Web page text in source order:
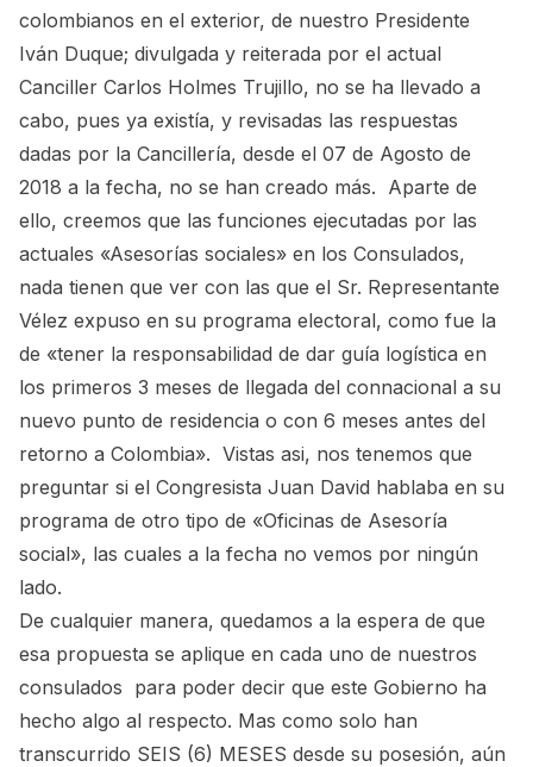
colombianos en el exterior, de nuestro Presidente
Iván Duque; divulgada y reiterada por el actual
Canciller Carlos Holmes Trujillo, no se ha llevado a
cabo, pues ya existía, y revisadas las respuestas
dadas por la Cancillería, desde el 07 de Agosto de
2018 a la fecha, no se han creado más. Aparte de
ello, creemos que las funciones ejecutadas por las
actuales «Asesorías sociales» en los Consulados,
nada tienen que ver con las que el Sr. Representante
Vélez expuso en su programa electoral, como fue la
de «tener la responsabilidad de dar guía logística en
los primeros 3 meses de llegada del connacional a su
nuevo punto de residencia o con 6 meses antes del
retorno a Colombia». Vistas asi, nos tenemos que
preguntar si el Congresista Juan David hablaba en su
programa de otro tipo de «Oficinas de Asesoría
social», las cuales a la fecha no vemos por ningún
lado.
De cualquier manera, quedamos a la espera de que
esa propuesta se aplique en cada uno de nuestros
consulados para poder decir que este Gobierno ha
hecho algo al respecto. Mas como solo han
transcurrido SEIS (6) MESES desde su posesión, aún